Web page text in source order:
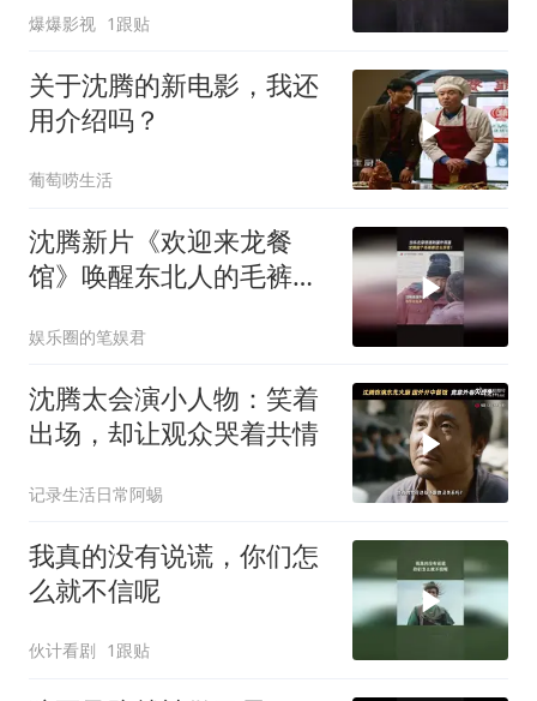
爆爆影视 1跟贴
关于沈腾的新电影，我还
用介绍吗？
葡萄唠生活
沈腾新片《欢迎来龙餐
馆》唤醒东北人的毛裤记
娱乐圈的笔娱君
沈腾太会演小人物：笑着
出场，却让观众哭着共情
记录生活日常阿蜴
我真的没有说谎，你们怎
么就不信呢
伙计看剧 1跟贴